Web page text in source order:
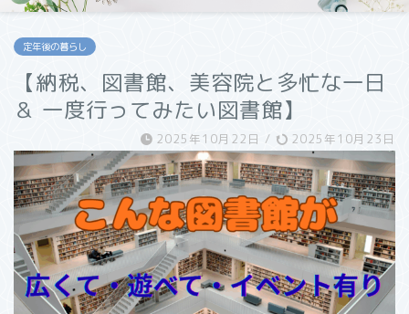
定年後の暮らし
【納税、図書館、美容院と多忙な一日
＆ 一度行ってみたい図書館】
2025年10月22日 / 2025年10月23日